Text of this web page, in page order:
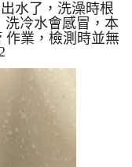
水了，洗澡時根
洗冷水會感冒，本
作業，檢測時並無
機，灌入 檸檬酸
水管清洗機 ，啟
般的鐵鏽水，越
如下圖及影片，
先生熱水澡可以
產生鐵鏽跟泥沙
地下水含有氧化